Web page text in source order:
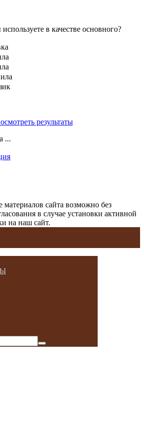
в качестве основного?
результаты
...
сайта возможно без
в случае установки активной
на наш сайт.